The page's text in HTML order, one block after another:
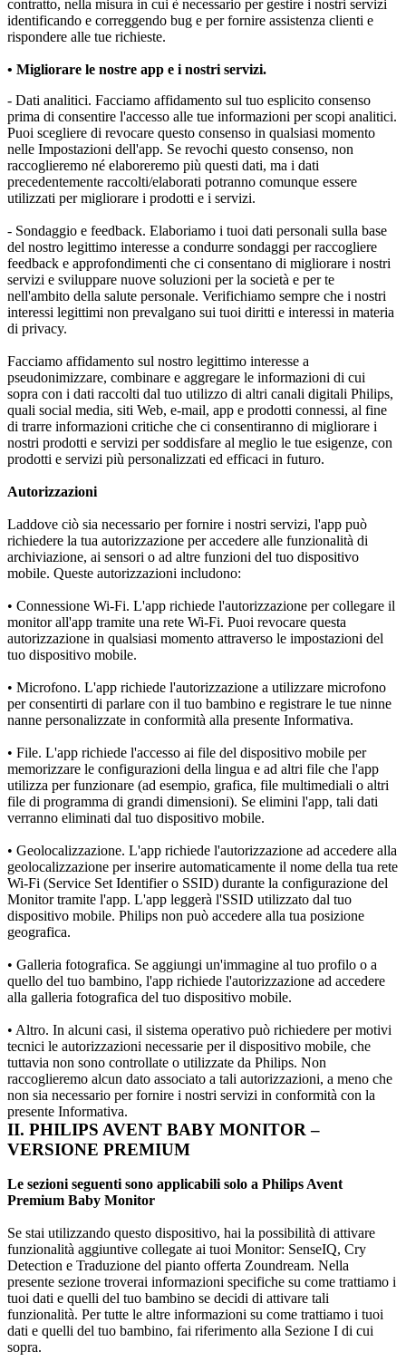
contratto, nella misura in cui è necessario per gestire i nostri servizi
identificando e correggendo bug e per fornire assistenza clienti e
rispondere alle tue richieste.
• Migliorare le nostre app e i nostri servizi.
- Dati analitici. Facciamo affidamento sul tuo esplicito consenso
prima di consentire l'accesso alle tue informazioni per scopi analitici.
Puoi scegliere di revocare questo consenso in qualsiasi momento
nelle Impostazioni dell'app. Se revochi questo consenso, non
raccoglieremo né elaboreremo più questi dati, ma i dati
precedentemente raccolti/elaborati potranno comunque essere
utilizzati per migliorare i prodotti e i servizi.
- Sondaggio e feedback. Elaboriamo i tuoi dati personali sulla base
del nostro legittimo interesse a condurre sondaggi per raccogliere
feedback e approfondimenti che ci consentano di migliorare i nostri
servizi e sviluppare nuove soluzioni per la società e per te
nell'ambito della salute personale. Verifichiamo sempre che i nostri
interessi legittimi non prevalgano sui tuoi diritti e interessi in materia
di privacy.
Facciamo affidamento sul nostro legittimo interesse a
pseudonimizzare, combinare e aggregare le informazioni di cui
sopra con i dati raccolti dal tuo utilizzo di altri canali digitali Philips,
quali social media, siti Web, e-mail, app e prodotti connessi, al fine
di trarre informazioni critiche che ci consentiranno di migliorare i
nostri prodotti e servizi per soddisfare al meglio le tue esigenze, con
prodotti e servizi più personalizzati ed efficaci in futuro.
Autorizzazioni
Laddove ciò sia necessario per fornire i nostri servizi, l'app può
richiedere la tua autorizzazione per accedere alle funzionalità di
archiviazione, ai sensori o ad altre funzioni del tuo dispositivo
mobile. Queste autorizzazioni includono:
• Connessione Wi-Fi. L'app richiede l'autorizzazione per collegare il
monitor all'app tramite una rete Wi-Fi. Puoi revocare questa
autorizzazione in qualsiasi momento attraverso le impostazioni del
tuo dispositivo mobile.
• Microfono. L'app richiede l'autorizzazione a utilizzare microfono
per consentirti di parlare con il tuo bambino e registrare le tue ninne
nanne personalizzate in conformità alla presente Informativa.
• File. L'app richiede l'accesso ai file del dispositivo mobile per
memorizzare le configurazioni della lingua e ad altri file che l'app
utilizza per funzionare (ad esempio, grafica, file multimediali o altri
file di programma di grandi dimensioni). Se elimini l'app, tali dati
verranno eliminati dal tuo dispositivo mobile.
• Geolocalizzazione. L'app richiede l'autorizzazione ad accedere alla
geolocalizzazione per inserire automaticamente il nome della tua rete
Wi-Fi (Service Set Identifier o SSID) durante la configurazione del
Monitor tramite l'app. L'app leggerà l'SSID utilizzato dal tuo
dispositivo mobile. Philips non può accedere alla tua posizione
geografica.
• Galleria fotografica. Se aggiungi un'immagine al tuo profilo o a
quello del tuo bambino, l'app richiede l'autorizzazione ad accedere
alla galleria fotografica del tuo dispositivo mobile.
• Altro. In alcuni casi, il sistema operativo può richiedere per motivi
tecnici le autorizzazioni necessarie per il dispositivo mobile, che
tuttavia non sono controllate o utilizzate da Philips. Non
raccoglieremo alcun dato associato a tali autorizzazioni, a meno che
non sia necessario per fornire i nostri servizi in conformità con la
presente Informativa.
II. PHILIPS AVENT BABY MONITOR –
VERSIONE PREMIUM
Le sezioni seguenti sono applicabili solo a Philips Avent
Premium Baby Monitor
Se stai utilizzando questo dispositivo, hai la possibilità di attivare
funzionalità aggiuntive collegate ai tuoi Monitor: SenseIQ, Cry
Detection e Traduzione del pianto offerta Zoundream. Nella
presente sezione troverai informazioni specifiche su come trattiamo i
tuoi dati e quelli del tuo bambino se decidi di attivare tali
funzionalità. Per tutte le altre informazioni su come trattiamo i tuoi
dati e quelli del tuo bambino, fai riferimento alla Sezione I di cui
sopra.